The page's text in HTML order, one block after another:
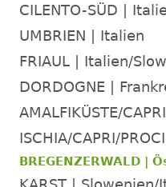
CILENTO-SÜD |
UMBRIEN | Italien
FRIAUL | Italien/
DORDOGNE |
AMALFIKÜSTE/
ISCHIA/CAPRI/
BREGENZERWALD |